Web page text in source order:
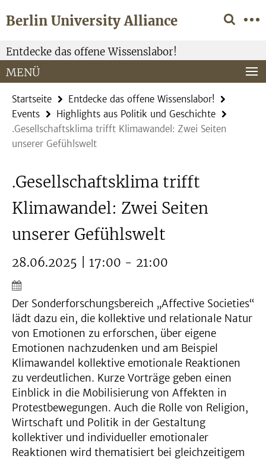
direkt
Inhalt
Berlin University Alliance
Service-
Navigation
Entdecke das offene Wissenslabor!
MENÜ
Startseite
Entdecke das offene Wissenslabor!
Events
Highlights aus Politik und Geschichte
.Gesellschaftsklima trifft Klimawandel: Zwei Seiten
unserer Gefühlswelt
.Gesellschaftsklima trifft
Klimawandel: Zwei Seiten
unserer Gefühlswelt
28.06.2025 | 17:00 - 21:00
Der Sonderforschungsbereich „Affective Societies“
lädt dazu ein, die kollektive und relationale Natur
von Emotionen zu erforschen, über eigene
Emotionen nachzudenken und am Beispiel
Klimawandel kollektive emotionale Reaktionen
zu verdeutlichen. Kurze Vorträge geben einen
Einblick in die Mobilisierung von Affekten in
Protestbewegungen. Auch die Rolle von Religion,
Wirtschaft und Politik in der Gestaltung
kollektiver und individueller emotionaler
Reaktionen wird thematisiert bei gleichzeitigem